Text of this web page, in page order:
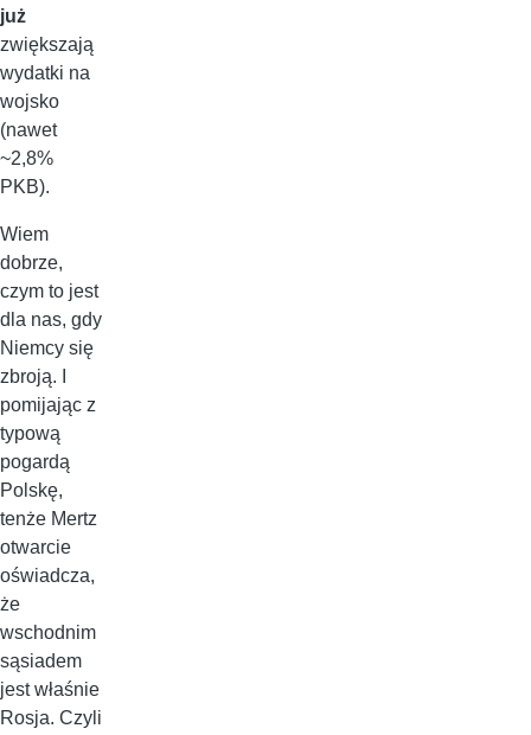
już
zwiększają
wydatki na
wojsko
(nawet
~2,8%
PKB).
Wiem
dobrze,
czym to jest
dla nas, gdy
Niemcy się
zbroją. I
pomijając z
typową
pogardą
Polskę,
tenże Mertz
otwarcie
oświadcza,
że
wschodnim
sąsiadem
jest właśnie
Rosja. Czyli